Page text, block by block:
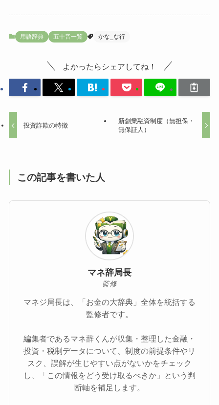
用語辞典 五十音一覧 かな_な行
よかったらシェアしてね！
投資詐欺の特徴
新創業融資制度（無担保・
無保証人）
この記事を書いた人
マネ辞局長
監修
マネジ局長は、「お金の大辞典」全体を統括する
監修者です。
編集者であるマネ辞くんが収集・整理した金融・
投資・税制データについて、制度の前提条件やリ
スク、誤解が生じやすい点がないかをチェック
し、「この情報をどう受け取るべきか」という判
断軸を補足します。